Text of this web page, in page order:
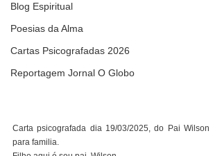
Blog Espiritual
Poesias da Alma
Cartas Psicografadas 2026
Reportagem Jornal O Globo
Carta psicografada dia 19/03/2025, do Pai Wilson
para familia.